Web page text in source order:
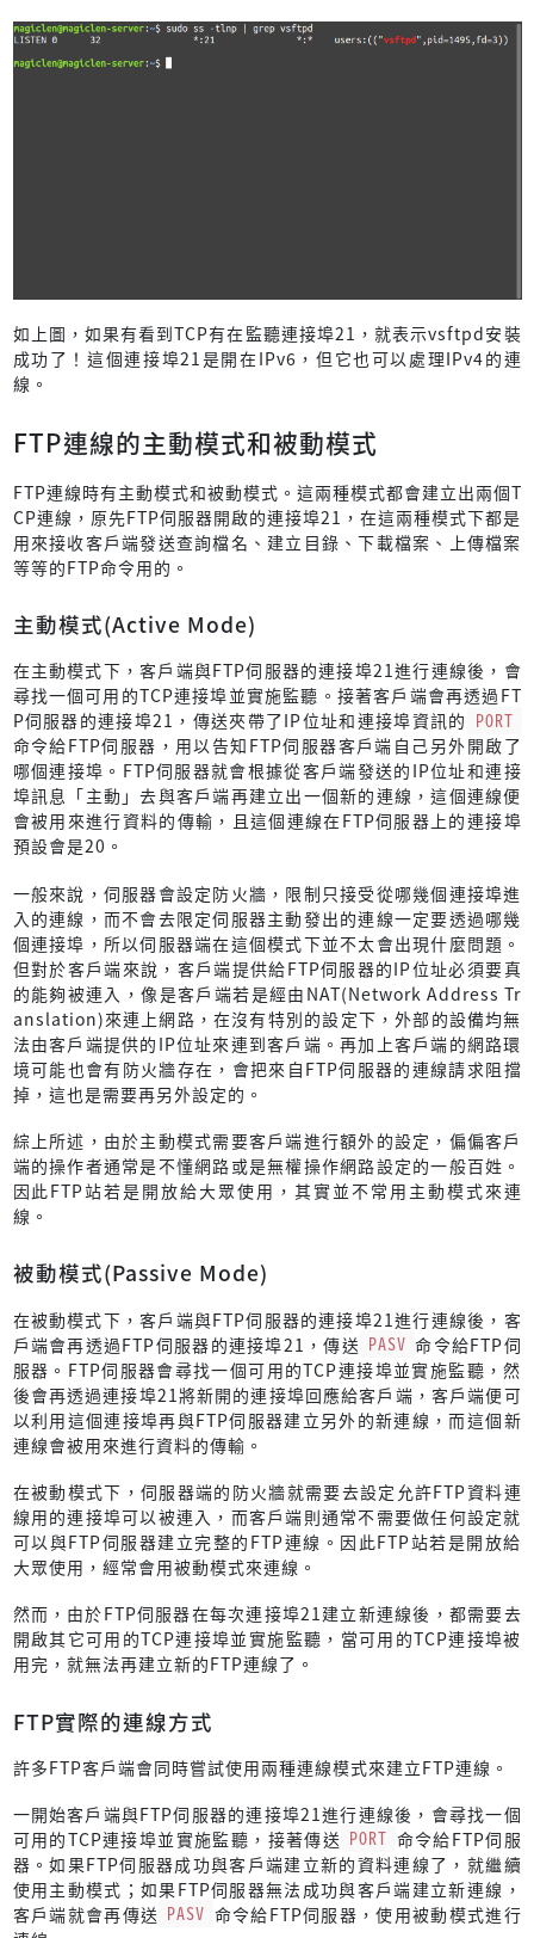
如上圖，如果有看到TCP有在監聽連接埠21，就表示vsftpd安裝
成功了！這個連接埠21是開在IPv6，但它也可以處理IPv4的連
線。
FTP連線的主動模式和被動模式
FTP連線時有主動模式和被動模式。這兩種模式都會建立出兩個T
CP連線，原先FTP伺服器開啟的連接埠21，在這兩種模式下都是
用來接收客戶端發送查詢檔名、建立目錄、下載檔案、上傳檔案
等等的FTP命令用的。
主動模式(Active Mode)
在主動模式下，客戶端與FTP伺服器的連接埠21進行連線後，會
尋找一個可用的TCP連接埠並實施監聽。接著客戶端會再透過FT
P伺服器的連接埠21，傳送夾帶了IP位址和連接埠資訊的 PORT
命令給FTP伺服器，用以告知FTP伺服器客戶端自己另外開啟了
哪個連接埠。FTP伺服器就會根據從客戶端發送的IP位址和連接
埠訊息「主動」去與客戶端再建立出一個新的連線，這個連線便
會被用來進行資料的傳輸，且這個連線在FTP伺服器上的連接埠
預設會是20。
一般來說，伺服器會設定防火牆，限制只接受從哪幾個連接埠進
入的連線，而不會去限定伺服器主動發出的連線一定要透過哪幾
個連接埠，所以伺服器端在這個模式下並不太會出現什麼問題。
但對於客戶端來說，客戶端提供給FTP伺服器的IP位址必須要真
的能夠被連入，像是客戶端若是經由NAT(Network Address Tr
anslation)來連上網路，在沒有特別的設定下，外部的設備均無
法由客戶端提供的IP位址來連到客戶端。再加上客戶端的網路環
境可能也會有防火牆存在，會把來自FTP伺服器的連線請求阻擋
掉，這也是需要再另外設定的。
綜上所述，由於主動模式需要客戶端進行額外的設定，偏偏客戶
端的操作者通常是不懂網路或是無權操作網路設定的一般百姓。
因此FTP站若是開放給大眾使用，其實並不常用主動模式來連
線。
被動模式(Passive Mode)
在被動模式下，客戶端與FTP伺服器的連接埠21進行連線後，客
戶端會再透過FTP伺服器的連接埠21，傳送 PASV 命令給FTP伺
服器。FTP伺服器會尋找一個可用的TCP連接埠並實施監聽，然
後會再透過連接埠21將新開的連接埠回應給客戶端，客戶端便可
以利用這個連接埠再與FTP伺服器建立另外的新連線，而這個新
連線會被用來進行資料的傳輸。
在被動模式下，伺服器端的防火牆就需要去設定允許FTP資料連
線用的連接埠可以被連入，而客戶端則通常不需要做任何設定就
可以與FTP伺服器建立完整的FTP連線。因此FTP站若是開放給
大眾使用，經常會用被動模式來連線。
然而，由於FTP伺服器在每次連接埠21建立新連線後，都需要去
開啟其它可用的TCP連接埠並實施監聽，當可用的TCP連接埠被
用完，就無法再建立新的FTP連線了。
FTP實際的連線方式
許多FTP客戶端會同時嘗試使用兩種連線模式來建立FTP連線。
一開始客戶端與FTP伺服器的連接埠21進行連線後，會尋找一個
可用的TCP連接埠並實施監聽，接著傳送 PORT 命令給FTP伺服
器。如果FTP伺服器成功與客戶端建立新的資料連線了，就繼續
使用主動模式；如果FTP伺服器無法成功與客戶端建立新連線，
客戶端就會再傳送 PASV 命令給FTP伺服器，使用被動模式進行